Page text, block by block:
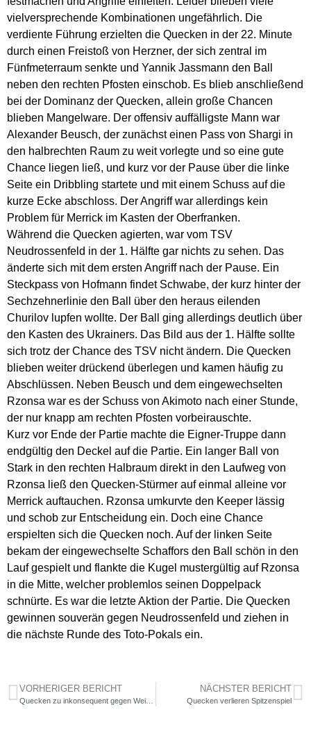
vielversprechende Kombinationen ungefährlich. Die
verdiente Führung erzielten die Quecken in der 22. Minute
durch einen Freistoß von Herzner, der sich zentral im
Fünfmeterraum senkte und Yannik Jassmann den Ball
neben den rechten Pfosten einschob. Es blieb anschließend
bei der Dominanz der Quecken, allein große Chancen
blieben Mangelware. Der offensiv auffälligste Mann war
Alexander Beusch, der zunächst einen Pass von Shargi in
den halbrechten Raum zu weit vorlegte und so eine gute
Chance liegen ließ, und kurz vor der Pause über die linke
Seite ein Dribbling startete und mit einem Schuss auf die
kurze Ecke abschloss. Der Angriff war allerdings kein
Problem für Merrick im Kasten der Oberfranken.
Während die Quecken agierten, war vom TSV
Neudrossenfeld in der 1. Hälfte gar nichts zu sehen. Das
änderte sich mit dem ersten Angriff nach der Pause. Ein
Steckpass von Hofmann findet Schwabe, der kurz hinter der
Sechzehnerlinie den Ball über den heraus eilenden
Churilov lupfen wollte. Der Ball ging allerdings deutlich über
den Kasten des Ukrainers. Das Bild aus der 1. Hälfte sollte
sich trotz der Chance des TSV nicht ändern. Die Quecken
blieben weiter drückend überlegen und kamen häufig zu
Abschlüssen. Neben Beusch und dem eingewechselten
Rzonsa war es der Schuss von Akimoto nach einer Stunde,
der nur knapp am rechten Pfosten vorbeirauschte.
Kurz vor Ende der Partie machte die Eigner-Truppe dann
endgültig den Deckel auf die Partie. Ein langer Ball von
Stark in den rechten Halbraum direkt in den Laufweg von
Rzonsa ließ den Quecken-Stürmer auf einmal alleine vor
Merrick auftauchen. Rzonsa umkurvte den Keeper lässig
und schob zur Entscheidung ein. Doch eine Chance
erspielten sich die Quecken noch. Auf der linken Seite
bekam der eingewechselte Schaffors den Ball schön in den
Lauf gespielt und flankte die Kugel mustergültig auf Rzonsa
in die Mitte, welcher problemlos seinen Doppelpack
schnürte. Es war die letzte Aktion der Partie. Die Quecken
gewinnen souverän gegen Neudrossenfeld und ziehen in
die nächste Runde des Toto-Pokals ein.
VORHERIGER BERICHT NÄCHSTER BERICHT
Quecken verlieren Spitzenspiel